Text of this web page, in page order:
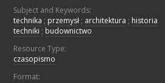
Subject and Keywords:
technika ; przemysł ; architektura ; historia
techniki ; budownictwo
Resource Type:
czasopismo
Format: